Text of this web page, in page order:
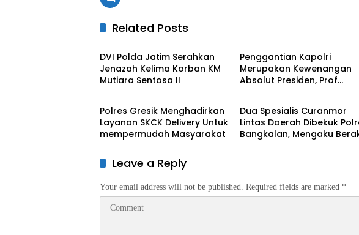
Related Posts
BERITA UTAMA
DVI Polda Jatim Serahkan
Jenazah Kelima Korban KM
Mutiara Sentosa II
Penggantian Kapolri
Merupakan Kewenangan
Absolut Presiden, Prof
Justru Melemah
Polres Gresik Menghadirkan
Layanan SKCK Delivery Untuk
mempermudah Masyarakat
Dua Spesialis Curanmor
Lintas Daerah Dibekuk
Bangkalan, Mengaku
Leave a Reply
Your email address will not be published. Required fields are marked *